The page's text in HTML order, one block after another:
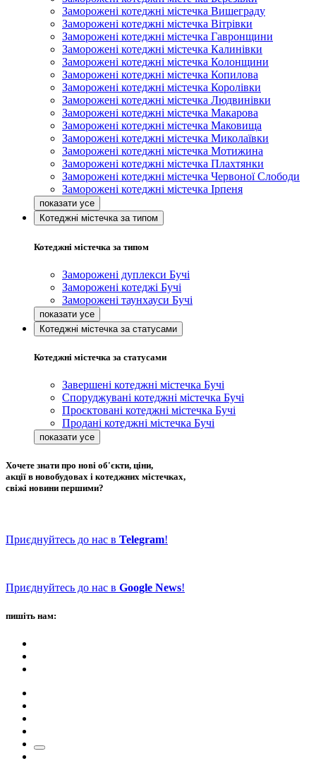
Заморожені котеджні містечка Вишеграду
Заморожені котеджні містечка Вітрівки
Заморожені котеджні містечка Гавронщини
Заморожені котеджні містечка Калинівки
Заморожені котеджні містечка Колонщини
Заморожені котеджні містечка Копилова
Заморожені котеджні містечка Королівки
Заморожені котеджні містечка Людвинівки
Заморожені котеджні містечка Макарова
Заморожені котеджні містечка Маковища
Заморожені котеджні містечка Миколаївки
Заморожені котеджні містечка Мотижина
Заморожені котеджні містечка Плахтянки
Заморожені котеджні містечка Червоної Слободи
Заморожені котеджні містечка Ірпеня
Котеджні містечка за типом
Котеджні містечка за типом
Заморожені дуплекси Бучі
Заморожені котеджі Бучі
Заморожені таунхауси Бучі
Котеджні містечка за статусами
Котеджні містечка за статусами
Завершені котеджні містечка Бучі
Споруджувані котеджні містечка Бучі
Проєктовані котеджні містечка Бучі
Продані котеджні містечка Бучі
Хочете знати про нові об'єкти, ціни,
акції в новобудовах і котеджних містечках,
свіжі новини першими?
Приєднуйтесь до нас в Telegram!
Приєднуйтесь до нас в Google News!
пишіть нам: